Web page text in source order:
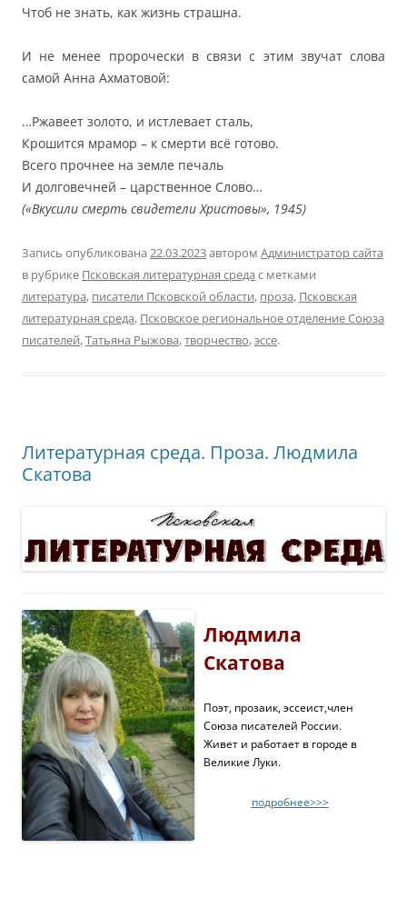
Чтоб не знать, как жизнь страшна.
И не менее пророчески в связи с этим звучат слова
самой Анна Ахматовой:
…Ржавеет золото, и истлевает сталь,
Крошится мрамор – к смерти всё готово.
Всего прочнее на земле печаль
И долговечней – царственное Слово…
(«Вкусили смерть свидетели Христовы», 1945)
Запись опубликована 22.03.2023автором Администратор сайта
в рубрике Псковская литературная среда с метками
литература, писатели Псковской области, проза, Псковская
литературная среда, Псковское региональное отделение Союза
писателей,Татьяна Рыжова,творчество,эссе.
Литературная среда. Проза. Людмила
Скатова
Людмила
Скатова
Поэт, прозаик, эссеист,член
Союза писателей России.
Живет и работает в городе в
Великие Луки.
подробнее>>>